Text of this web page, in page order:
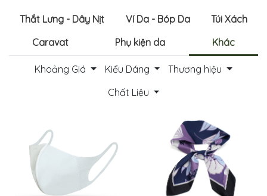
Trang
Smeraldo
Thắt Lưng - Dây Nịt Ví Da - Bóp Da
Túi Xách
Caravat
Phụ kiện da Khác
Khoảng Giá Kiểu Dáng
Thương hiệu
Chất Liệu